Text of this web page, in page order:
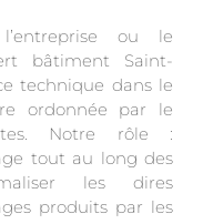
ou le
bâtiment Saint-
technique dans le
ordonnée par le
Notre rôle :
tout au long des
les dires
produits par les